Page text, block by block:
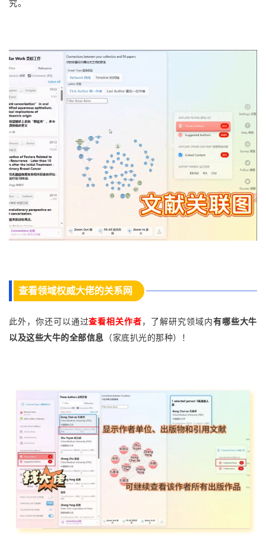
究。
查看领域权威大佬的关系网
此外，你还可以通过查看相关作者，了解研究领域内有哪些大牛
以及这些大牛的全部信息 （家底扒光的那种）！